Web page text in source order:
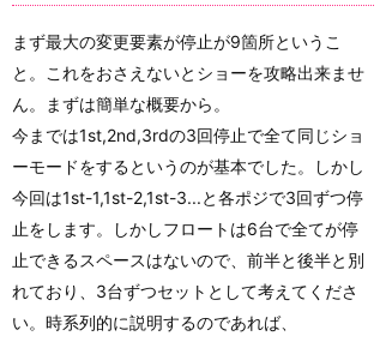
まず最大の変更要素が停止が9箇所というこ
と。これをおさえないとショーを攻略出来ませ
ん。まずは簡単な概要から。
今までは1st,2nd,3rdの3回停止で全て同じショ
ーモードをするというのが基本でした。しかし
今回は1st-1,1st-2,1st-3...と各ポジで3回ずつ停
止をします。しかしフロートは6台で全てが停
止できるスペースはないので、前半と後半と別
れており、3台ずつセットとして考えてくださ
い。時系列的に説明するのであれば、